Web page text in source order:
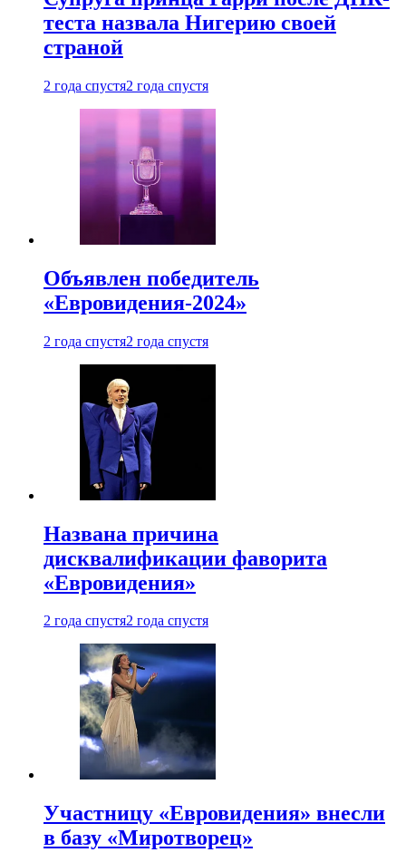
теста назвала Нигерию своей
страной
2 года спустя2 года спустя
Объявлен победитель
«Евровидения-2024»
2 года спустя2 года спустя
Названа причина
дисквалификации фаворита
«Евровидения»
2 года спустя2 года спустя
Участницу «Евровидения» внесли
в базу «Миротворец»